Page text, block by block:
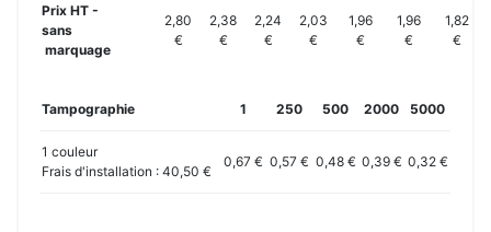
Prix HT -
sans
marquage
2,80
€
2,38
€
2,24
€
2,03
€
1,96
€
1,96
€
1,82
€
Tampographie 1 250 500 2000 5000
1 couleur
Frais d'installation : 40,50 €
0,67 € 0,57 € 0,48 € 0,39 € 0,32 €